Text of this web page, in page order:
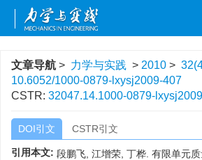
文章导航 > 力学与实践 > 2010 >
10.6052/1000-0879-lxysj2009-407
CSTR: 32047.14.1000-0879-
DOI引文 CSTR引文
引用本文: 段鹏飞, 江增荣, 丁桦. 有限单元